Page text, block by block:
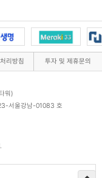
리방침 투자 및 제휴문의
워)
서울강남-01083 호